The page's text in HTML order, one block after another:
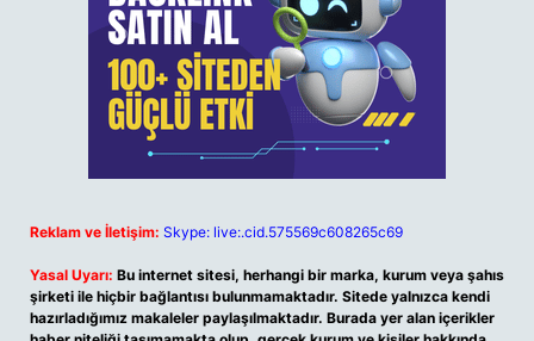
Reklam ve İletişim: Skype: live:.cid.575569c608265c69
Yasal Uyarı: Bu internet sitesi, herhangi bir marka, kurum veya şahıs
şirketi ile hiçbir bağlantısı bulunmamaktadır. Sitede yalnızca kendi
hazırladığımız makaleler paylaşılmaktadır. Burada yer alan içerikler